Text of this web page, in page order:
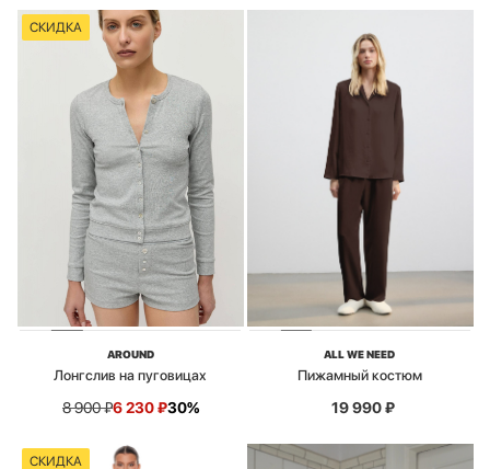
СКИДКА
AROUND
Лонгслив на пуговицах
8 900₽6 230₽30%
ALL WE NEED
Пижамный костюм
19 990₽
СКИДКА